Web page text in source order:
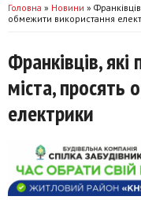
Головна » Новини »
обмежити використання
Франківців,
міста, просять
електрики